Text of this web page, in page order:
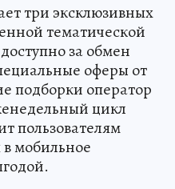
три эксклюзивных
тематической
за обмен
оферы от
подборки оператор
цикл
пользователям
в мобильное